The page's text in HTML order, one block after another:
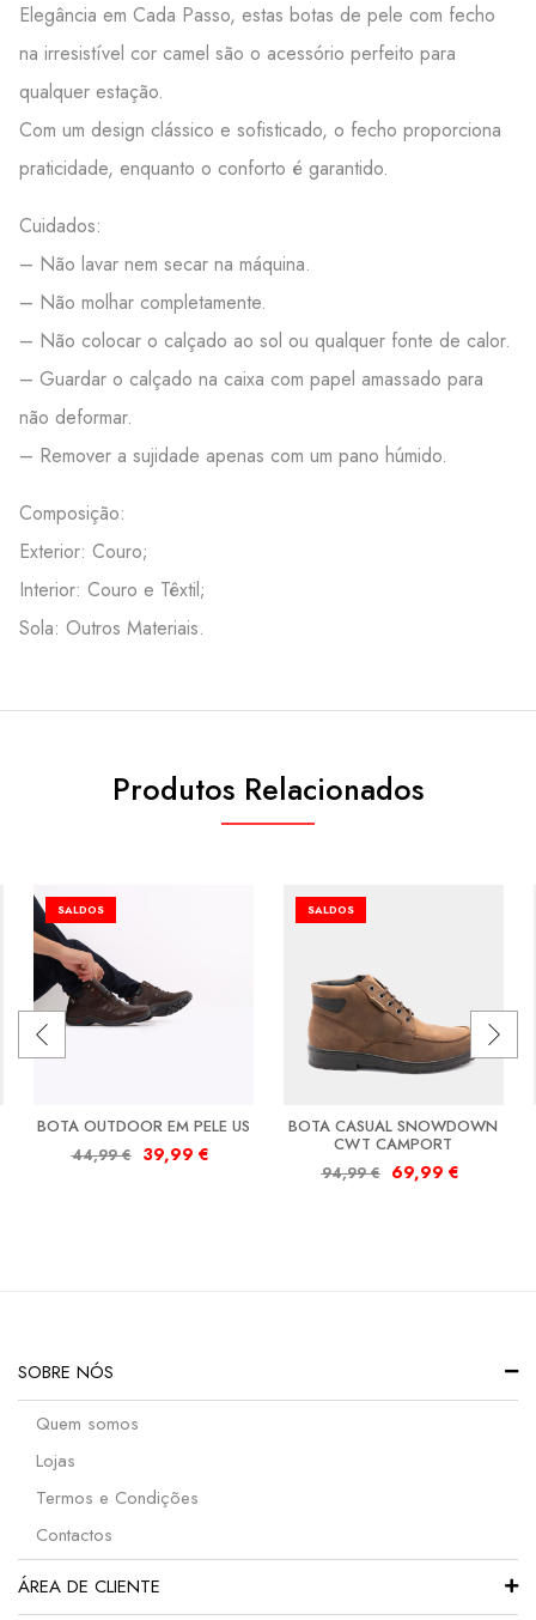
Elegância em Cada Passo, estas botas de pele com fecho
na irresistível cor camel são o acessório perfeito para
qualquer estação.
Com um design clássico e sofisticado, o fecho proporciona
praticidade, enquanto o conforto é garantido.
Cuidados:
– Não lavar nem secar na máquina.
– Não molhar completamente.
– Não colocar o calçado ao sol ou qualquer fonte de calor.
– Guardar o calçado na caixa com papel amassado para
não deformar.
– Remover a sujidade apenas com um pano húmido.
Composição:
Exterior: Couro;
Interior: Couro e Têxtil;
Sola: Outros Materiais.
Produtos Relacionados
SALDOS
BOTA OUTDOOR EM PELE US
44,99€ 39,99 €
SALDOS
BOTA CASUAL SNOWDOWN
CWT CAMPORT
94,99€ 69,99 €
SOBRE NÓS
Quem somos
Lojas
Termos e Condições
Contactos
ÁREA DE CLIENTE